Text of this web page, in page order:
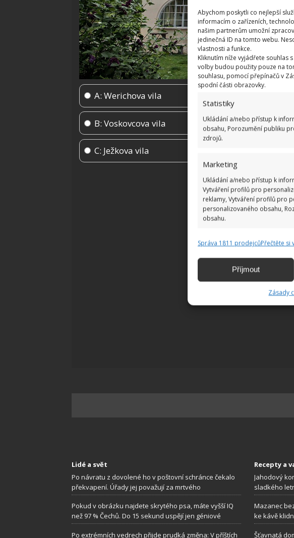
Abychom poskytli co nejlepší
informacím o zařízeních,
našim partnerům umožní
jedinečná ID na tomto webu.
vlastnosti a funkce.
Kliknutím níže vyjádřete souhlas
volby budou použity pouze na
souhlasu, pomocí přepínačů v
spodní části obrazovky.
Statistiky
Ukládání a/nebo přístup k
obsahu, Porozumění publiku
zdrojů.
Marketing
Ukládání a/nebo přístup k
Vytváření profilů pro
reklamy, Vytváření profilů pro
personalizovaného obsahu,
obsahu.
Funkce
Přiřazování a kombinování
zařízení, Identifikace zařízení
Používání přesných
základě aktivně
Správa 1811 prodejcůPřečtěte si
Příjmout
Zásady
A: Werichova vila
B: Voskovcova vila
C: Ježkova vila
Lidé a svět
Po návratu z dovolené ho v poštovní schránce čekalo
překvapení. Úřady jej považují za mrtvého
Pokud v obrázku najdete skrytého psa, máte vyšší IQ
než 97 % Čechů. Do 15 sekund uspějí jen géniové
Po extrémních vedrech přijde prudká změna: V příštích
Recepty a
Jahodový
sladkého
Mazanec
ke kávě
Šťavnatá